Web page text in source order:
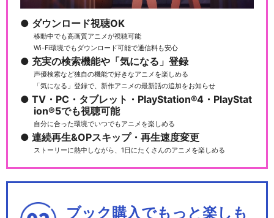
ダウンロード視聴OK
移動中でも高画質アニメが視聴可能
Wi-Fi環境でもダウンロード可能で通信料も安心
充実の検索機能や「気になる」登録
声優検索など独自の機能で好きなアニメを楽しめる
「気になる」登録で、新作アニメの最新話の追加をお知らせ
TV・PC・タブレット・PlayStation®4・PlayStat
ion®5でも視聴可能
自分に合った環境でいつでもアニメを楽しめる
連続再生&OPスキップ・再生速度変更
ストーリーに熱中しながら、1日にたくさんのアニメを楽しめる
ブック購入でもっと楽しも